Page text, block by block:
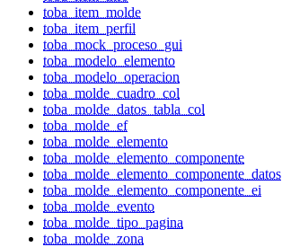
toba_item_molde
toba_item_perfil
toba_mock_proceso_gui
toba_modelo_elemento
toba_modelo_operacion
toba_molde_cuadro_col
toba_molde_datos_tabla_col
toba_molde_ef
toba_molde_elemento
toba_molde_elemento_componente
toba_molde_elemento_componente_datos
toba_molde_elemento_componente_ei
toba_molde_evento
toba_molde_tipo_pagina
toba_molde_zona